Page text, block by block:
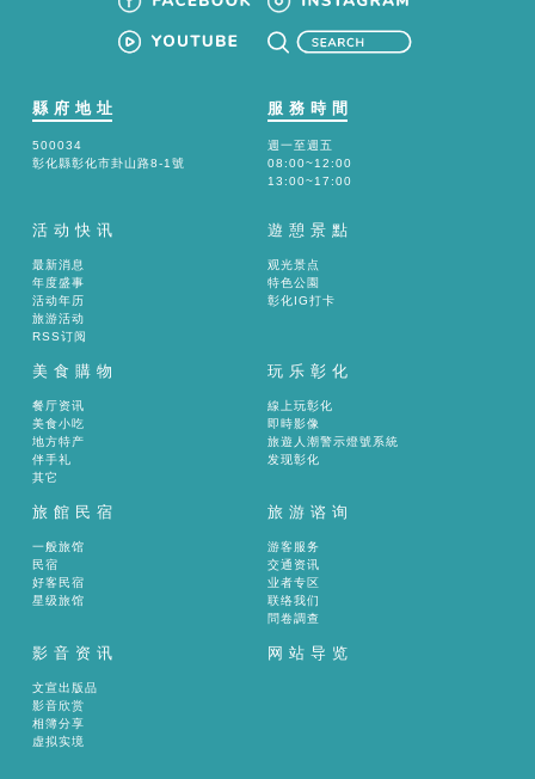
縣府地址
500034
彰化縣彰化市卦山路8-1號
服務時間
週一至週五
08:00~12:00
13:00~17:00
活动快讯
最新消息
年度盛事
活动年历
旅游活动
RSS订阅
遊憩景點
观光景点
特色公園
彰化IG打卡
美食購物
餐厅资讯
美食小吃
地方特产
伴手礼
其它
玩乐彰化
線上玩彰化
即時影像
旅遊人潮警示燈號系統
发现彰化
旅館民宿
一般旅馆
民宿
好客民宿
星级旅馆
旅游谘询
游客服务
交通资讯
业者专区
联络我们
問卷調查
影音资讯
文宣出版品
影音欣赏
相簿分享
虚拟实境
网站导览